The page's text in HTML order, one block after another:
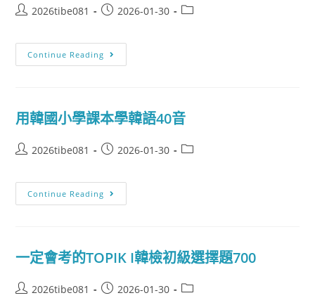
2026tibe081 2026-01-30
Continue Reading
用韓國小學課本學韓語40音
2026tibe081 2026-01-30
Continue Reading
一定會考的TOPIK I韓檢初級選擇題700
2026tibe081 2026-01-30